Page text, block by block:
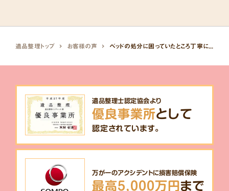
遺品整理トップ お客様の声
遺品整理士認定協会より
優良事業所として
認定されています。
万が一のアクシデントに損害賠償保険
最高5,000万円まで